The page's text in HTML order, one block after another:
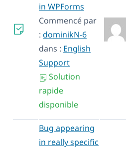
in WPForms
Commencé par
: dominikN-6
dans : English
Support
Solution
rapide
disponible
Bug appearing
in really specific